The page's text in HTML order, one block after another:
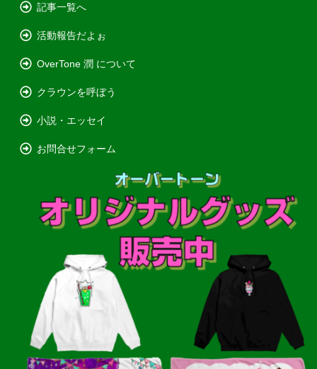
記事一覧へ
活動報告だよぉ
OverTone 潤 について
クラウンを呼ぼう
小説・エッセイ
お問合せフォーム